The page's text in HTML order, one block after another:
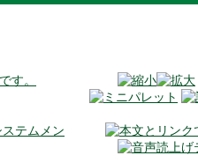
す。
テムメン